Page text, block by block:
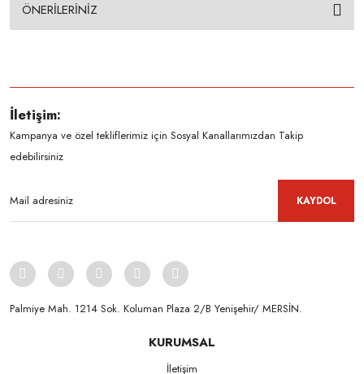
ÖNERİLERİNİZ
İletişim:
Kampanya ve özel tekliflerimiz için Sosyal Kanallarımızdan Takip
edebilirsiniz
KAYDOL
Palmiye Mah. 1214 Sok. Koluman Plaza 2/B Yenişehir/ MERSİN.ㅤㅤㅤㅤㅤㅤㅤㅤㅤㅤㅤㅤㅤㅤㅤㅤㅤㅤㅤㅤㅤㅤㅤㅤㅤㅤㅤㅤㅤㅤㅤㅤㅤㅤㅤ ㅤㅤㅤㅤㅤㅤㅤㅤㅤㅤ
KURUMSAL
İletişim